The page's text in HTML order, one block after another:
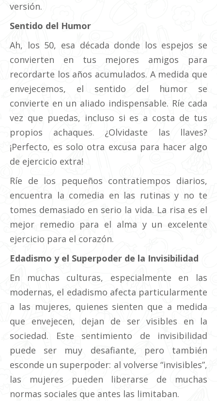
versión.
Sentido del Humor
Ah, los 50, esa década donde los espejos se
convierten en tus mejores amigos para
recordarte los años acumulados. A medida que
envejecemos, el sentido del humor se
convierte en un aliado indispensable. Ríe cada
vez que puedas, incluso si es a costa de tus
propios achaques. ¿Olvidaste las llaves?
¡Perfecto, es solo otra excusa para hacer algo
de ejercicio extra!
Ríe de los pequeños contratiempos diarios,
encuentra la comedia en las rutinas y no te
tomes demasiado en serio la vida. La risa es el
mejor remedio para el alma y un excelente
ejercicio para el corazón.
Edadismo y el Superpoder de la Invisibilidad
En muchas culturas, especialmente en las
modernas, el edadismo afecta particularmente
a las mujeres, quienes sienten que a medida
que envejecen, dejan de ser visibles en la
sociedad. Este sentimiento de invisibilidad
puede ser muy desafiante, pero también
esconde un superpoder: al volverse “invisibles”,
las mujeres pueden liberarse de muchas
normas sociales que antes las limitaban.